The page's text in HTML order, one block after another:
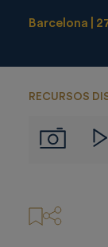
Barcelona
RECURSOS